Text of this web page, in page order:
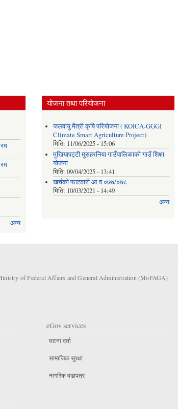
अन्य
योजना तथा परियोजना
जलवायु मैत्री कृषि परियोजना ( KOICA-GGGI
Climate Smart Agriculture Project)
मिति: 11/06/2025 - 15:06
मुखियापट्टी मुसहरनिया गाउँपालिकाको गाउँ शिक्षा
योजना
मिति:09/04/2025 - 13:41
खर्चकाे फाटवारी आ व ०७७/०७८
मिति: 10/03/2021 - 14:49
अन्य
of Federal Affairs and General Administration (MoFAGA).
eGov services
घटना दर्ता
सामाजिक सुरक्षा
नागरिक वडापत्र